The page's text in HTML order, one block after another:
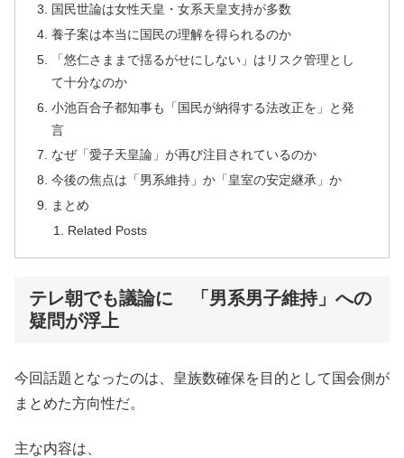
国民世論は女性天皇・女系天皇支持が多数
養子案は本当に国民の理解を得られるのか
「悠仁さままで揺るがせにしない」はリスク管理とし
て十分なのか
小池百合子都知事も「国民が納得する法改正を」と発
言
なぜ「愛子天皇論」が再び注目されているのか
今後の焦点は「男系維持」か「皇室の安定継承」か
まとめ
Related Posts
テレ朝でも議論に 「男系男子維持」への
疑問が浮上
今回話題となったのは、皇族数確保を目的として国会側が
まとめた方向性だ。
主な内容は、